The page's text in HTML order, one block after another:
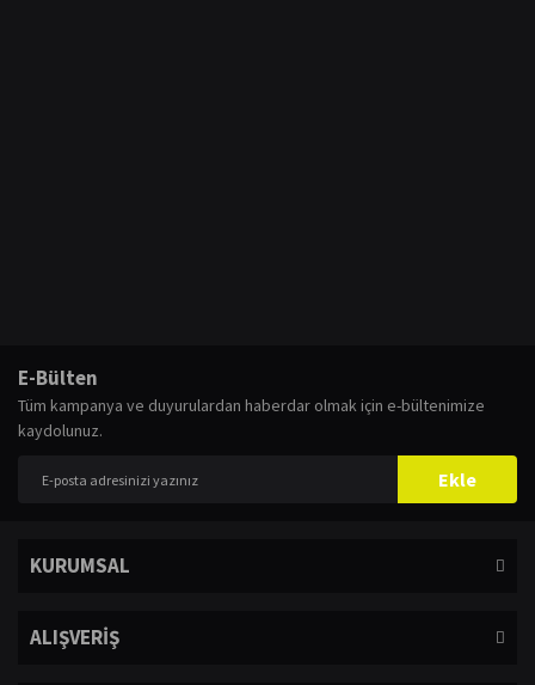
E-Bülten
Tüm kampanya ve duyurulardan haberdar olmak için e-bültenimize
kaydolunuz.
Ekle
KURUMSAL
ALIŞVERİŞ